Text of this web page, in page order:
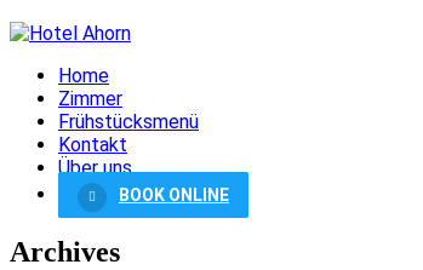
Home
Zimmer
Frühstücksmenü
Kontakt
Über uns
BOOK ONLINE
Archives